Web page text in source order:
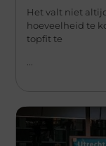
Het valt niet
hoeveelheid te
topfit te